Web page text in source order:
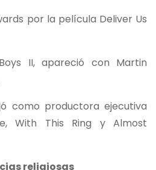
por la película Deliver Us
II, apareció con Martin
como productora ejecutiva
With This Ring y Almost
religiosas